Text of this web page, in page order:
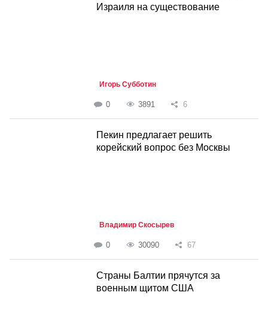
Израиля на существование
Игорь Субботин
0 3891 6
Пекин предлагает решить
корейский вопрос без Москвы
Владимир Скосырев
0 30090 67
Страны Балтии прячутся за
военным щитом США